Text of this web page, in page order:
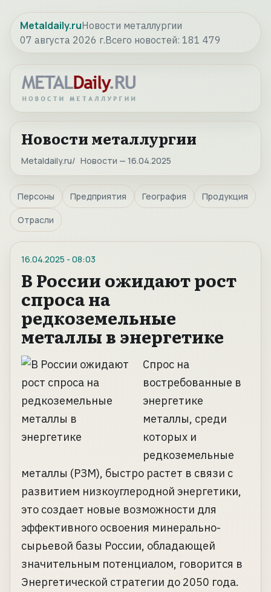
Metaldaily.ruНовости металлургии
07 августа 2026 г.Всего новостей: 181 479
Новости металлургии
Metaldaily.ru Новости — 16.04.2025
Персоны Предприятия География Продукция
Отрасли
16.04.2025 - 08:03
В России ожидают рост
спроса на
редкоземельные
металлы в энергетике
Спрос на
востребованные в
энергетике
металлы, среди
которых и
редкоземельные
металлы (РЗМ), быстро растет в связи с
развитием низкоуглеродной энергетики,
это создает новые возможности для
эффективного освоения минерально-
сырьевой базы России, обладающей
значительным потенциалом, говорится в
Энергетической стратегии до 2050 года.